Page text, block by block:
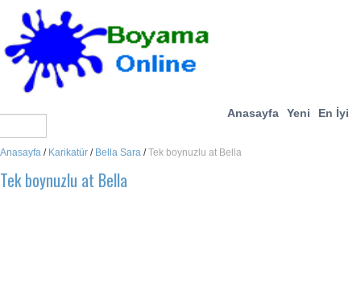
Anasayfa Yeni En İyi
Anasayfa / Karikatür / Bella Sara /Tek boynuzlu at Bella
Tek boynuzlu at Bella